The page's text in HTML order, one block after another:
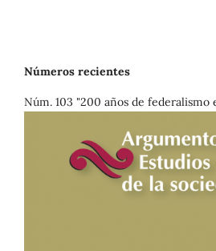
Números recientes
Núm. 103 "200 años de federalismo